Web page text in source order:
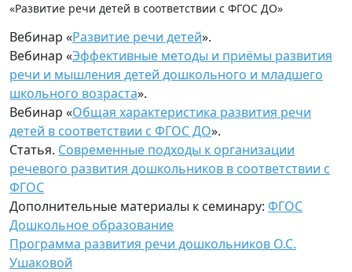
«Развитие речи детей в соответствии с ФГОС ДО»
Вебинар «Развитие речи детей».
Вебинар «Эффективные методы и приёмы развития
речи и мышления детей дошкольного и младшего
школьного возраста».
Вебинар «Общая характеристика развития речи
детей в соответствии с ФГОС ДО».
Статья. Современные подходы к организации
речевого развития дошкольников в соответствии с
ФГОС
Дополнительные материалы к семинару: ФГОС
Дошкольное образование
Программа развития речи дошкольников О.С.
Ушаковой